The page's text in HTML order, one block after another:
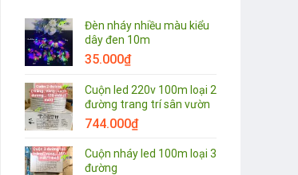
Đèn nháy nhiều màu kiểu
dây đen 10m
35.000₫
Cuộn led 220v 100m loại 2
đường trang trí sân vườn
744.000₫
Cuộn nháy led 100m loại 3
đường